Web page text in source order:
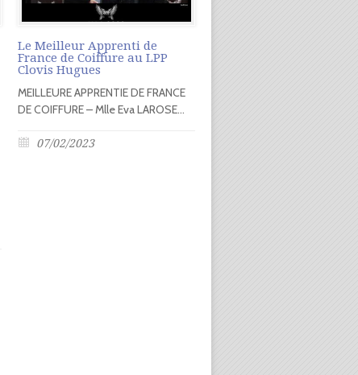
Le Meilleur Apprenti de
France de Coiffure au LPP
Clovis Hugues
MEILLEURE APPRENTIE DE FRANCE
DE COIFFURE – Mlle Eva LAROSE...
07/02/2023